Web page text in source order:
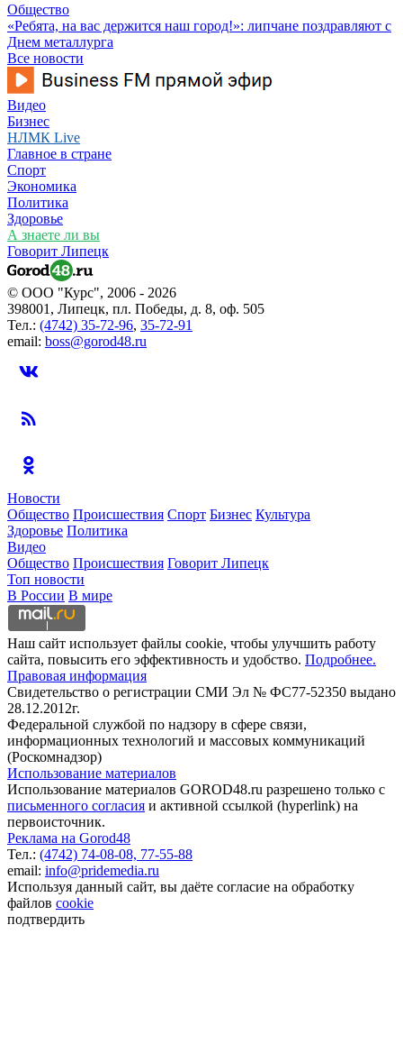
Общество
«Ребята, на вас держится наш город!»: липчане поздравляют с
Днем металлурга
Все новости
Видео
Бизнес
НЛМК Live
Главное в стране
Спорт
Экономика
Политика
Здоровье
А знаете ли вы
Говорит Липецк
© ООО "Курс", 2006 - 2026
398001, Липецк, пл. Победы, д. 8, оф. 505
Тел.: (4742) 35-72-96, 35-72-91
email: boss@gorod48.ru
Новости
Общество Происшествия Спорт Бизнес Культура
Здоровье Политика
Видео
Общество Происшествия Говорит Липецк
Топ новости
В России В мире
Наш сайт использует файлы cookie, чтобы улучшить работу
сайта, повысить его эффективность и удобство. Подробнее.
Правовая информация
Свидетельство о регистрации СМИ Эл № ФС77-52350 выдано
28.12.2012г.
Федеральной службой по надзору в сфере связи,
информационных технологий и массовых коммуникаций
(Роскомнадзор)
Использование материалов
Использование материалов GOROD48.ru разрешено только с
письменного согласия и активной ссылкой (hyperlink) на
первоисточник.
Реклама на Gorod48
Тел.: (4742) 74-08-08, 77-55-88
email: info@pridemedia.ru
Используя данный сайт, вы даёте согласие на обработку
файлов cookie
подтвердить